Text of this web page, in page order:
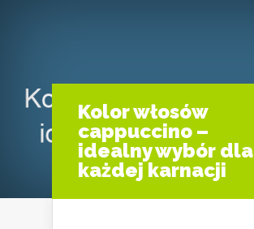
Kolor włosów
cappuccino –
idealny wybór dla
każdej karnacji